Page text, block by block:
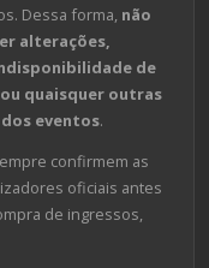
Dessa forma, não
alterações,
de
quaisquer outras
eventos.
confirmem as
oficiais antes
de ingressos,